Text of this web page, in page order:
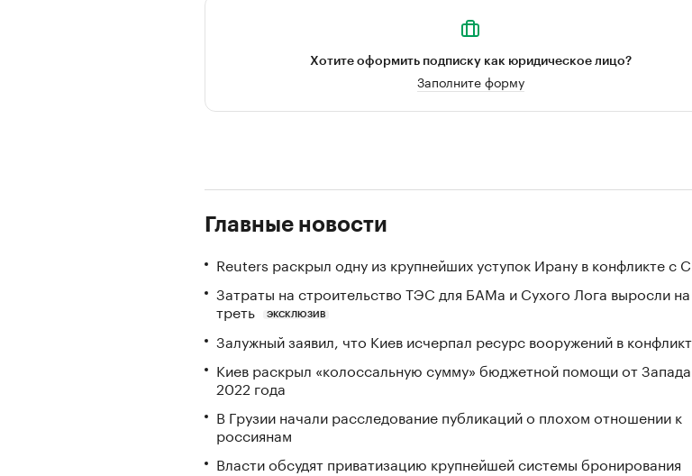
Хотите оформить подписку как юридическое лицо?
Заполните форму
Главные новости
Reuters раскрыл одну из крупнейших уступок Ирану в конфликте с
Затраты на строительство ТЭС для БАМа и Сухого Лога выросли на
треть
ЭКСКЛЮЗИВ
Залужный заявил, что Киев исчерпал ресурс вооружений в
Киев раскрыл «колоссальную сумму» бюджетной помощи от
2022 года
В Грузии начали расследование публикаций о плохом отношении к
россиянам
Власти обсудят приватизацию крупнейшей системы бронирования